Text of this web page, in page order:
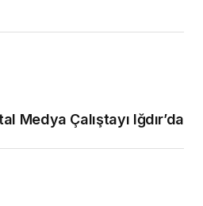
Medya Çalıştayı Iğdır’da